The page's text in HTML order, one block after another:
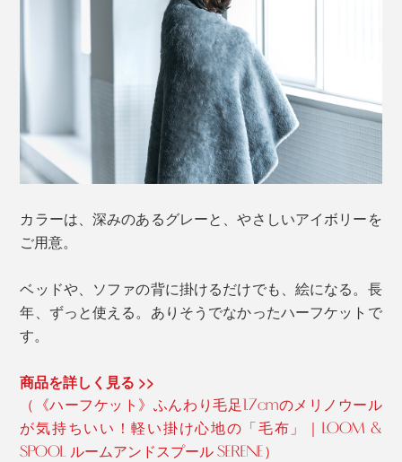
カラーは、深みのあるグレーと、やさしいアイボリーを
ご用意。
ベッドや、ソファの背に掛けるだけでも、絵になる。長
年、ずっと使える。ありそうでなかったハーフケットで
す。
商品を詳しく見る >>
（《ハーフケット》ふんわり毛足1.7cmのメリノウール
が気持ちいい！軽い掛け心地の「毛布」｜LOOM &
SPOOL ルームアンドスプール SERENE）